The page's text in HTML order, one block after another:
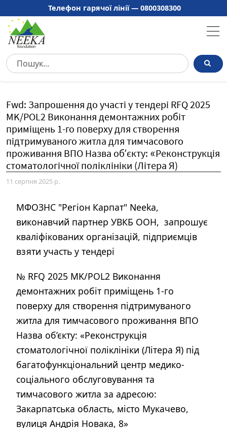
Телефон гарячої лінії — 0800308300
Fwd: Запрошення до участі у тендері RFQ 2025
MK/POL2 Виконання демонтажних робіт
приміщень 1-го поверху для створення
підтримуваного житла для тимчасового
проживання ВПО Назва об’єкту: «Реконструкція
11 серпня 2025 р.
МФОЗНС "Регіон Карпат" Neeka,
виконавчий партнер УВКБ ООН, запрошує
кваліфікованих організацій, підприємців
взяти участь у тендері
№ RFQ 2025 MK/POL2 Виконання
демонтажних робіт приміщень 1-го
поверху для створення підтримуваного
житла для тимчасового проживання ВПО
Назва об’єкту: «Реконструкція
стоматологічної поліклініки (Літера Я) під
багатофункціональний центр медико-
соціального обслуговування та
тимчасового житла за адресою:
Закарпатська область, місто Мукачево,
вулиця Андрія Новака, 8»